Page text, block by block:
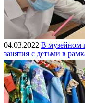
04.03.2022 В музейном
занятия с детьми в